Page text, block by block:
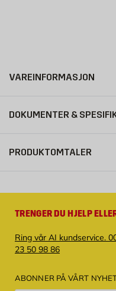
VAREINFORMASJON
DOKUMENTER &
PRODUKTOMTALER
TRENGER DU HJELP
Ring vår AI kundservice.
23 50 98 86
ABONNER PÅ VÅRT